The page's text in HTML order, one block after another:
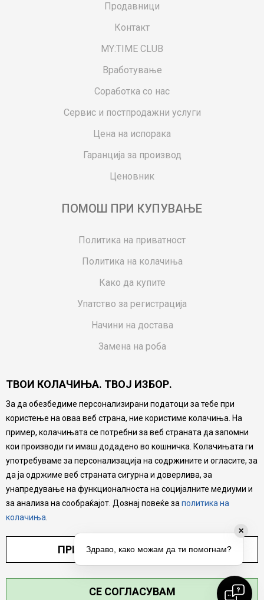
Продавници
Контакт
MY:TIME CLUB
Вработување
Соработка со нас
Сервис и постпродажни услуги
Цена на испорака
Гаранција за производ
Ценовник
ПОМОШ ПРИ КУПУВАЊЕ
Политика на приватност
Политика на колачиња
Како да купите
Упатство за регистрација
Начини на достава
Замена на роба
Ваучери
Product Finder
FAQs
Настојуваме да бидеме што попрецизни во описот на
производите, прикажување на слики и цени, но не
можеме да гарантираме дека сите информации се
комплетни и без грешка. Сите производи се дел од
нашата понуда, но не се подразбира дека мора да се
достапни во секој момент.
ТВОИ КОЛАЧИЊА. ТВОЈ ИЗБОР.
За да обезбедиме персонализирани податоци за тебе при
користење на оваа веб страна, ние користиме колачиња. На
пример, колачињата се потребни за веб страната да запомни
кои производи ги имаш додадено во кошничка. Колачињата ги
употребуваме за персонализација на содржините и огласите, за
да ја одржиме веб страната сигурна и доверлива, за
унапредување на функционалноста на социјалните медиуми и
за анализа на сообраќајот. Дознај повеќе за политика на
колачиња
ПРИЛАГОДИ ПОСТАВУВАЊА
СЕ СОГЛАСУВАМ
✕
Здраво, како можам да ти помогнам?